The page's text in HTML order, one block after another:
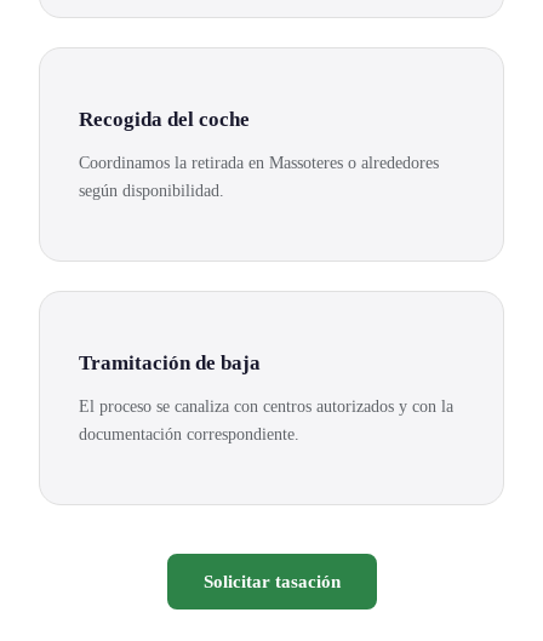
Recogida del coche
Coordinamos la retirada en Massoteres o alrededores
según disponibilidad.
Tramitación de baja
El proceso se canaliza con centros autorizados y con la
documentación correspondiente.
Solicitar tasación